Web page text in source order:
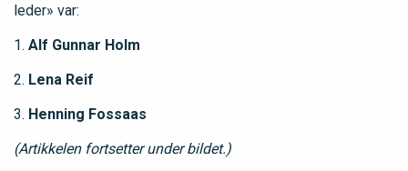
leder» var:
1. Alf Gunnar Holm
2. Lena Reif
3. Henning Fossaas
(Artikkelen fortsetter under bildet.)